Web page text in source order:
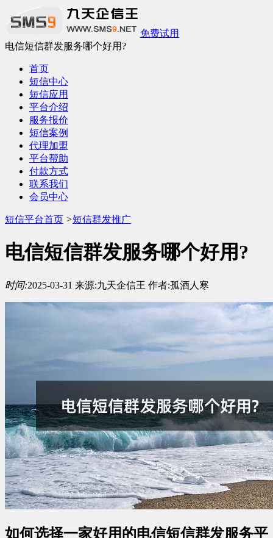
免费试用
电信短信群发服务哪个好用?
首页
短信中心
短信应用
平台介绍
服务报价
短信案例
代理加盟
平台帮助
付款方式
联系我们
会员中心
短信平台首页 >短信群发推广
电信短信群发服务哪个好用?
时间:2025-03-31 来源:九天企信王 作者:孤酒人寒
如何选择一家好用的电信短信群发服务平